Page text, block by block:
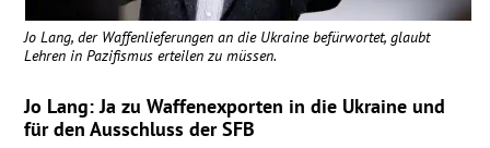
Jo Lang, der Waffenlieferungen an die Ukraine befürwortet, glaubt
Lehren in Pazifismus erteilen zu müssen.
Jo Lang: Ja zu Waffenexporten in die Ukraine und
für den Ausschluss derSFB